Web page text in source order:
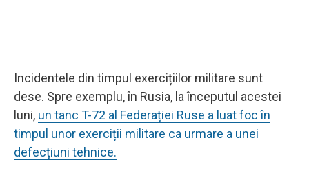
Incidentele din timpul exercițiilor militare sunt
dese. Spre exemplu, în Rusia, la începutul acestei
luni, un tanc T-72 al Federației Ruse a luat foc în
timpul unor exerciții militare ca urmare a unei
defecțiuni tehnice.